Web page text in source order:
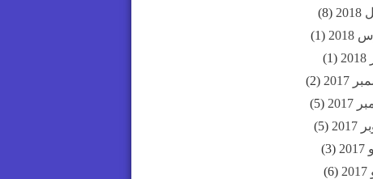
(8)
(1)
(1)
2017
(2)
2017
(5)
2017
(5)
(3)
(6)